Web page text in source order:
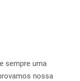
sempre uma
nossa